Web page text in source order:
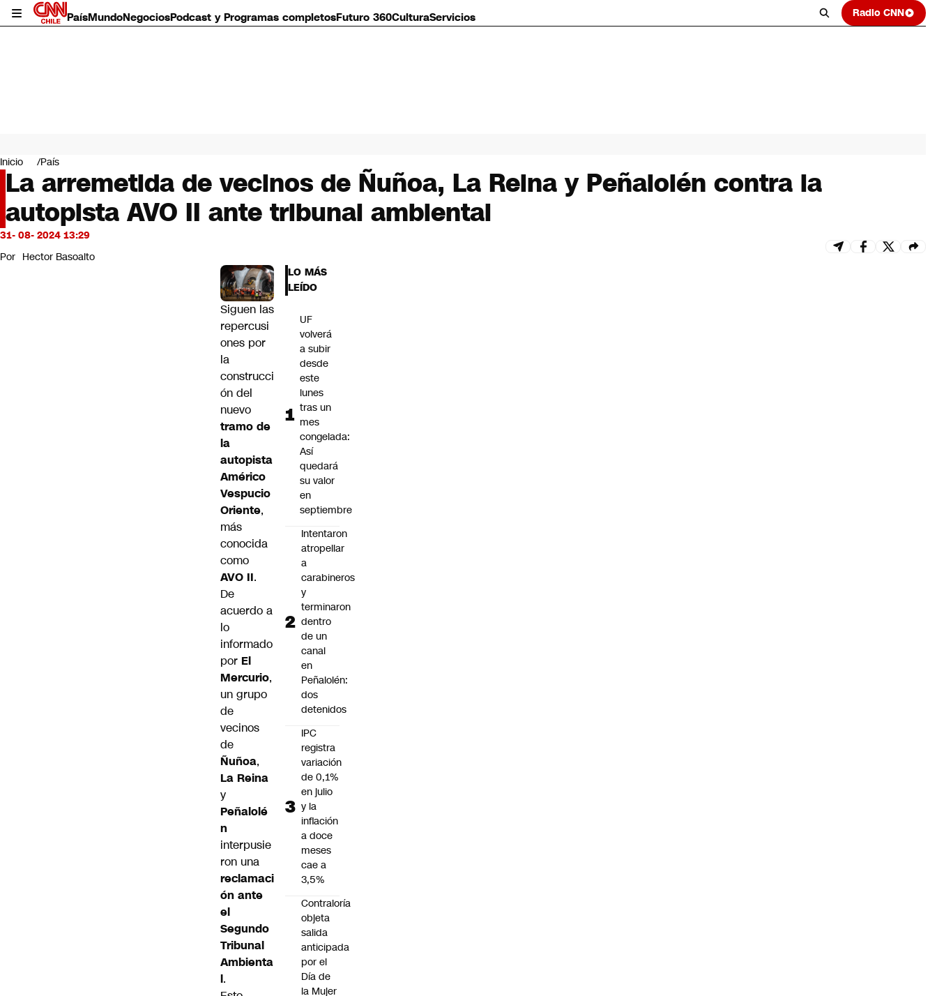
PaísMundoNegociosPodcast y Programas completosFuturo 360CulturaServicios Radio CNN
Mundo
Negocios
Deportes
Programas completos
Cultura
Servicios
Bits
CNN Data
Inicio País
La arremetida de vecinos de Ñuñoa, La Reina y Peñalolén contra la
autopista AVO II ante tribunal ambiental
31- 08- 2024 13:29
Por Hector Basoalto
Siguen las
repercusi
ones por
la
construcci
ón del
nuevo
tramo de
la
autopista
Américo
Vespucio
Oriente,
más
conocida
como
AVO II.
De
acuerdo a
lo
informado
por El
Mercurio,
un grupo
de
vecinos
de
Ñuñoa,
La Reina
y
Peñalolé
n
interpusie
ron una
reclamaci
ón ante
el
Segundo
Tribunal
Ambienta
l.
LO MÁS
LEÍDO
UF
volverá
a subir
desde
este
lunes
tras un
mes
congelada:
Así
quedará
su valor
en
septiembre
Intentaron
atropellar
a
carabineros
y
terminaron
dentro
de un
canal
en
Peñalolén:
dos
detenidos
IPC
registra
variación
de 0,1%
en julio
y la
inflación
a doce
meses
cae a
3,5%
Contraloría
objeta
salida
anticipada
por el
Día de
la Mujer